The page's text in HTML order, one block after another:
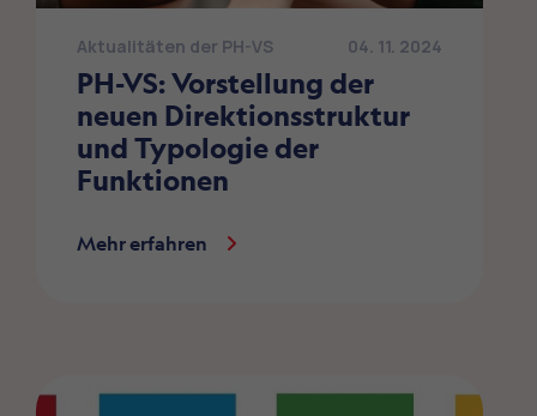
Aktualitäten der PH-VS 04. 11. 2024
PH-VS: Vorstellung der
neuen Direktionsstruktur
und Typologie der
Funktionen
Mehr erfahren